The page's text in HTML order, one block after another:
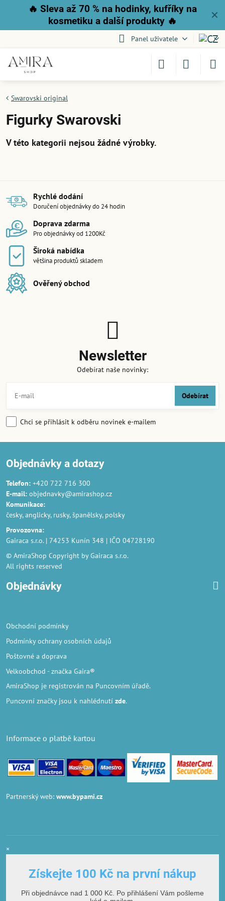
✕
🔥 Sleva až 70 % na hodinky, kufříky na
kosmetiku a další produkty 🔥
Panel uživatele
Swarovski original
Figurky Swarovski
Rychlé dodání
Doručení objednávky do 24 hodin
Doprava zdarma
Pro objednávky od 1200Kč
Široká nabídka
většina produktů skladem
Ověřený obchod
Newsletter
Odebírat naše novinky:
Odebírat
Chci se přihlásit k odběru novinek e-mailem
Objednávky a dotazy
Telefon: +420 722 716 300
E-mail: objednavky@amirashop.cz
Komunikace:
česky, anglicky, rusky, španělsky, polsky
Provozovna:
Gairaca s.r.o. | 74253 Kunín 348 | IČO 04728190
© AmiraShop Copyright by Gairaca s.r.o.
All rights reserved
Objednávky
Obchodní podmínky
Podmínky ochrany osobních údajů
Poštovné a doprava
Velkoobchod - značka Gaira®
AmiraShop je registrován na Puncovním úřadě.
Puncovní značkyjsou k nahlédnutí zde.
Informace o platbě kartou
Partnerský web: www.bypami.cz
×
Získejte 100 Kč na první nákup
Při objednávce nad 1 000 Kč. Po přihlášení Vám pošleme